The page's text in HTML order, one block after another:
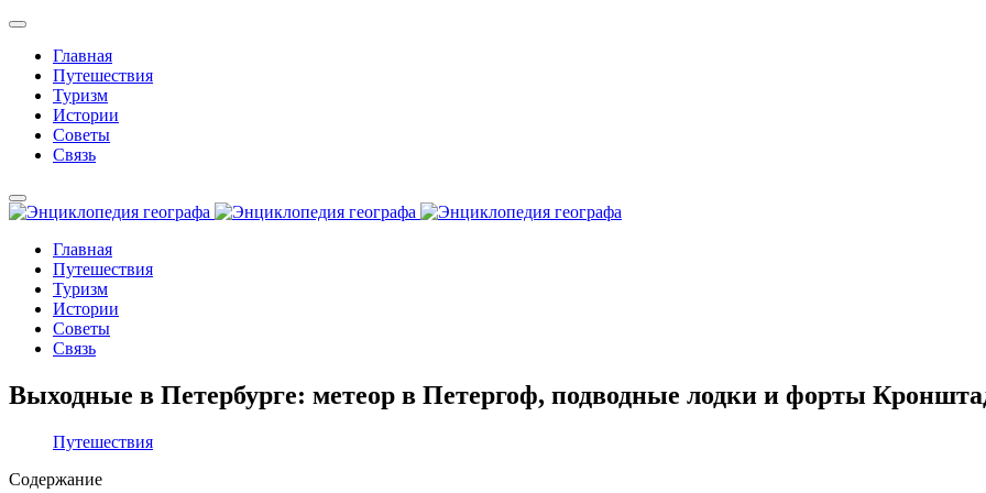
Главная
Путешествия
Туризм
Истории
Советы
Связь
Главная
Путешествия
Туризм
Истории
Советы
Связь
Выходные в Петербурге: метеор в Петергоф, подводные лодки и форты
Путешествия
Содержание